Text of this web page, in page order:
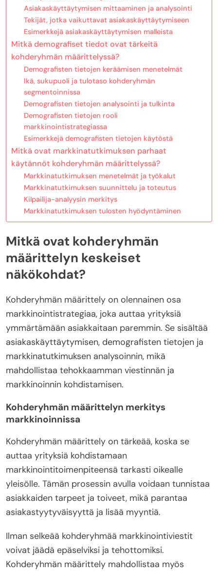
Asiakaskäyttäytymisen mittaaminen ja analysointi
Tekijät, jotka vaikuttavat asiakaskäyttäytymiseen
Esimerkkejä asiakaskäyttäytymisen malleista
Mitkä demografiset tiedot ovat tärkeitä
kohderyhmän määrittelyssä?
Demografisten tietojen keräämisen menetelmät
Ikä, sukupuoli ja tulotaso kohderyhmän
segmentoinnissa
Demografisten tietojen analysointi ja tulkinta
Demografisten tietojen rooli
markkinointistrategiassa
Esimerkkejä demografisten tietojen käytöstä
Mitkä ovat markkinatutkimuksen parhaat
käytännöt kohderyhmän määrittelyssä?
Markkinatutkimuksen menetelmät ja työkalut
Markkinatutkimuksen suunnittelu ja toteutus
Kilpailija-analyysin merkitys
Markkinatutkimuksen tulosten hyödyntäminen
Mitkä ovat kohderyhmän
määrittelyn keskeiset
näkökohdat?
Kohderyhmän määrittely on olennainen osa
markkinointistrategiaa, joka auttaa yrityksiä
ymmärtämään asiakkaitaan paremmin. Se sisältää
asiakaskäyttäytymisen, demografisten tietojen ja
markkinatutkimuksen analysoinnin, mikä
mahdollistaa tehokkaamman viestinnän ja
markkinoinnin kohdistamisen.
Kohderyhmän määrittelyn merkitys
markkinoinnissa
Kohderyhmän määrittely on tärkeää, koska se
auttaa yrityksiä kohdistamaan
markkinointitoimenpiteensä tarkasti oikealle
yleisölle. Tämän prosessin avulla voidaan tunnistaa
asiakkaiden tarpeet ja toiveet, mikä parantaa
asiakastyytyväisyyttä ja lisää myyntiä.
Ilman selkeää kohderyhmää markkinointiviestit
voivat jäädä epäselviksi ja tehottomiksi.
Kohderyhmän määrittely mahdollistaa myös